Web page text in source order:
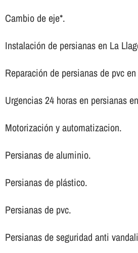
Cambio de eje*.
Instalación de persianas en La
Reparación de persianas de pvc
Urgencias 24 horas en persianas
Motorización y automatizacion.
Persianas de aluminio.
Persianas de plástico.
Persianas de pvc.
Persianas de seguridad anti